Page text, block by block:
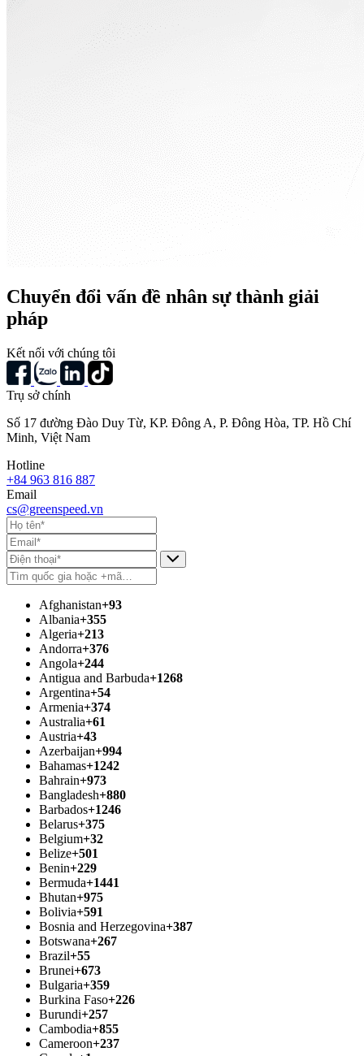
Chuyển đổi vấn đề nhân sự thành giải
pháp
Kết nối với chúng tôi
Trụ sở chính
Số 17 đường Đào Duy Từ, KP. Đông A, P. Đông Hòa, TP. Hồ Chí
Minh, Việt Nam
Hotline
+84 963 816 887
Email
cs@greenspeed.vn
Afghanistan+93
Albania+355
Algeria+213
Andorra+376
Angola+244
Antigua and Barbuda+1268
Argentina+54
Armenia+374
Australia+61
Austria+43
Azerbaijan+994
Bahamas+1242
Bahrain+973
Bangladesh+880
Barbados+1246
Belarus+375
Belgium+32
Belize+501
Benin+229
Bermuda+1441
Bhutan+975
Bolivia+591
Bosnia and Herzegovina+387
Botswana+267
Brazil+55
Brunei+673
Bulgaria+359
Burkina Faso+226
Burundi+257
Cambodia+855
Cameroon+237